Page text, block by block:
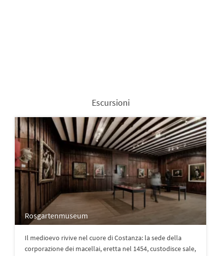
Escursioni
Rosgartenmuseum
Il medioevo rivive nel cuore di Costanza: la sede della
corporazione dei macellai, eretta nel 1454, custodisce sale,